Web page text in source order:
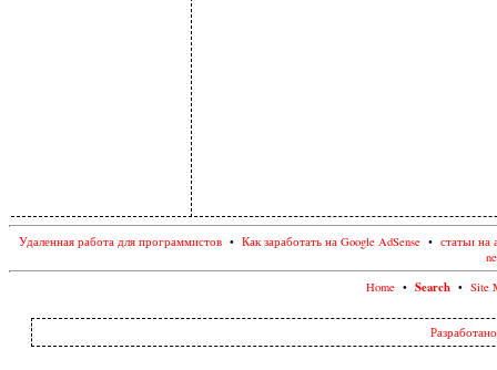
Удаленная работа для программистов • Как заработать на Google AdSense • статьи на
Home• Search• Site